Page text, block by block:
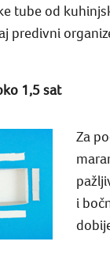
tube od
predivni
1,5 sat
Za
i